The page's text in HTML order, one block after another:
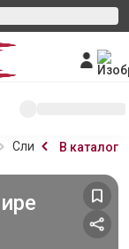
Сливовый пирог на
В каталог